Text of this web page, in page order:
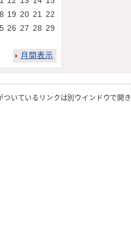
19 20 21 22
26 27 28 29
月間表示
ついているリンクは別ウインドウで開